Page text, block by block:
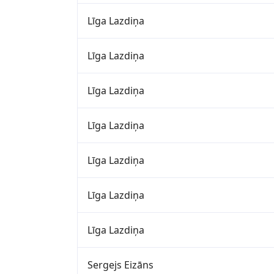
Līga Lazdiņa
Līga Lazdiņa
Līga Lazdiņa
Līga Lazdiņa
Līga Lazdiņa
Līga Lazdiņa
Līga Lazdiņa
Sergejs Eizāns